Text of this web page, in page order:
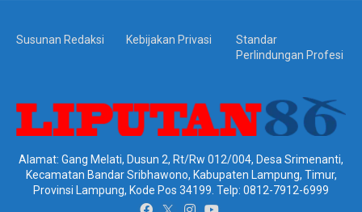
Susunan Redaksi Kebijakan Privasi
Standar
Perlindungan Profesi
Alamat: Gang Melati, Dusun 2, Rt/Rw 012/004, Desa Srimenanti,
Kecamatan Bandar Sribhawono, Kabupaten Lampung, Timur,
Provinsi Lampung, Kode Pos 34199. Telp: 0812-7912-6999